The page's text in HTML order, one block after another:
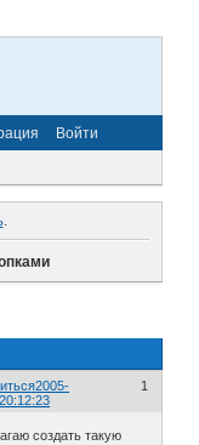
Войти
.
1
2005-
создать такую